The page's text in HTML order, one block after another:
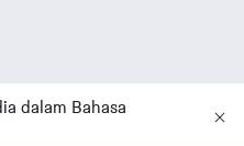
dalam Bahasa